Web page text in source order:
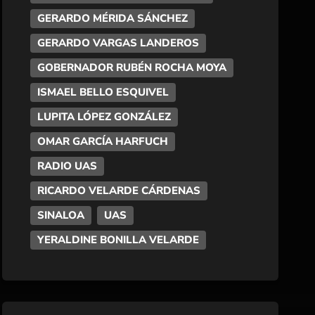
GERARDO MÉRIDA SÁNCHEZ
GERARDO VARGAS LANDEROS
GOBERNADOR RUBÉN ROCHA MOYA
ISMAEL BELLO ESQUIVEL
LUPITA LÓPEZ GONZÁLEZ
OMAR GARCÍA HARFUCH
RADIO UAS
RICARDO VELARDE CÁRDENAS
SINALOA
UAS
YERALDINE BONILLA VELARDE